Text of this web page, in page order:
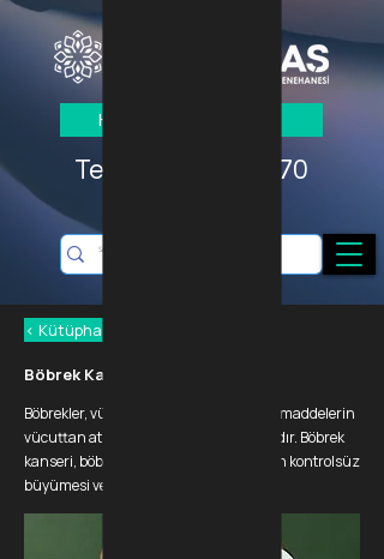
HIZLI RANDEVU AL
Tel: +90 505 591 70
< Kütüphaneye Dön
Böbrek Kanseri
Böbrekler, vücudun kanını süzerek atık maddelerin
vücuttan atılmasını sağlayan iki organdır. Böbrek
kanseri, böbreklerde anormal hücrelerin kontrolsüz
büyümesi ve çoğalmasıdır.